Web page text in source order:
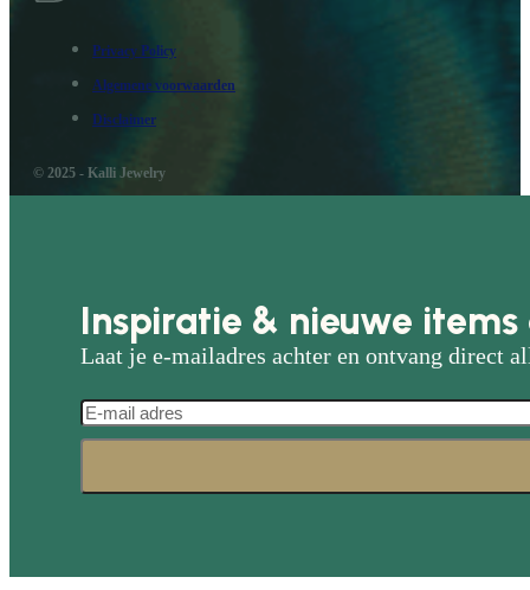
Privacy Policy
Algemene voorwaarden
Disclaimer
© 2025 - Kalli Jewelry
Inspiratie & nieuwe
Laat je e-mailadres achter en ontvang direct